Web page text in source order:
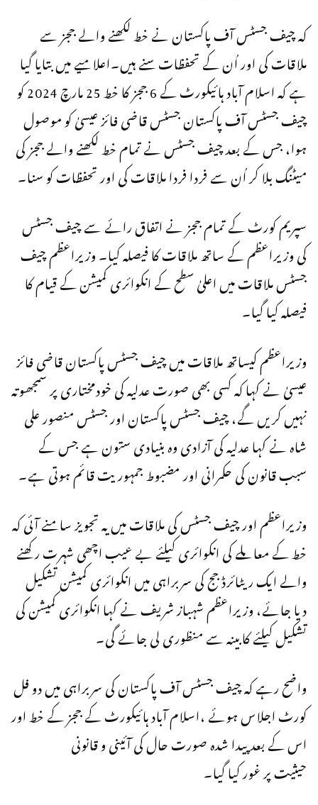
کہ چیف جسٹس آف پاکستان نے خط لکھنے والے ججز سے
ملاقات کی اور اُن کے تحفظات سنے ہیں۔اعلامیے میں بتایا گیا
ہے کہ اسلام آباد ہائیکورٹ کے 6 ججز کا خط 25 مارچ 2024 کو
چیف جسٹس آف پاکستان جسٹس قاضی فائز عیسیٰ کو موصول
ہوا، جس کے بعد چیف جسٹس نے تمام خط لکھنے والے ججز کی
میٹنگ بلا کر اُن سے فردا فردا ملاقات کی اور تحفظات کو سنا۔
سپریم کورٹ کے تمام ججز نے اتفاق رائے سے چیف جسٹس
کی وزیراعظم کے ساتھ ملاقات کا فیصلہ کیا۔ وزیراعظم چیف
جسٹس ملاقات میں اعلیٰ سطح کے انکوائری کمیشن کے قیام کا
فیصلہ کیا گیا۔
وزیراعظم کیساتھ ملاقات میں چیف جسٹس پاکستان قاضی فائز
عیسیٰ نے کہا کہ کسی بھی صورت عدلیہ کی خودمختاری پر سمجھوتہ
نہیں کریں گے، چیف جسٹس پاکستان اور جسٹس منصور علی
شاہ نے کہا عدلیہ کی آزادی وہ بنیادی ستون ہے جس کے
سبب قانون کی حکمرانی اور مضبوط جمہوریت قائم ہوتی ہے۔
وزیراعظم اور چیف جسٹس کی ملاقات میں یہ تجویز سامنے آئی کہ
خط کے معاملے کی انکوائری کیلئے بے عیب اچھی شہرت رکھنے
والے ایک ریٹائرڈ جج کی سربراہی میں انکوائری کمیشن تشکیل
دیا جائے، وزیراعظم شہباز شریف نے کہا انکوائری کمیشن کی
تشکیل کیلئے کابینہ سے منظوری لی جائے گی۔
واضح رہے کہ چیف جسٹس آف پاکستان کی سربراہی میں دو فل
کورٹ اجلاس ہوئے ،اسلام آباد ہائیکورٹ کے ججز کے خط اور
اس کے بعد پیدا شدہ صورت حال کی آئینی و قانونی
حیثیت پر غور کیا گیا۔